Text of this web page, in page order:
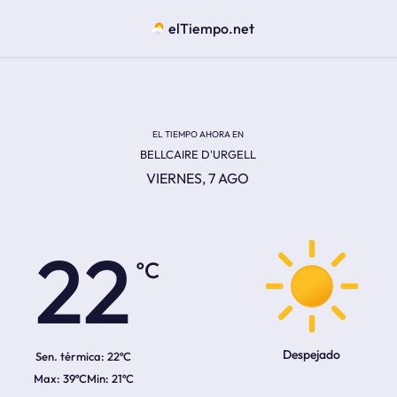
elTiempo.net
EL TIEMPO AHORA EN
BELLCAIRE D'URGELL
VIERNES, 7 AGO
22
Sen. térmica: 22ºC
39ºC 21ºC
Despejado